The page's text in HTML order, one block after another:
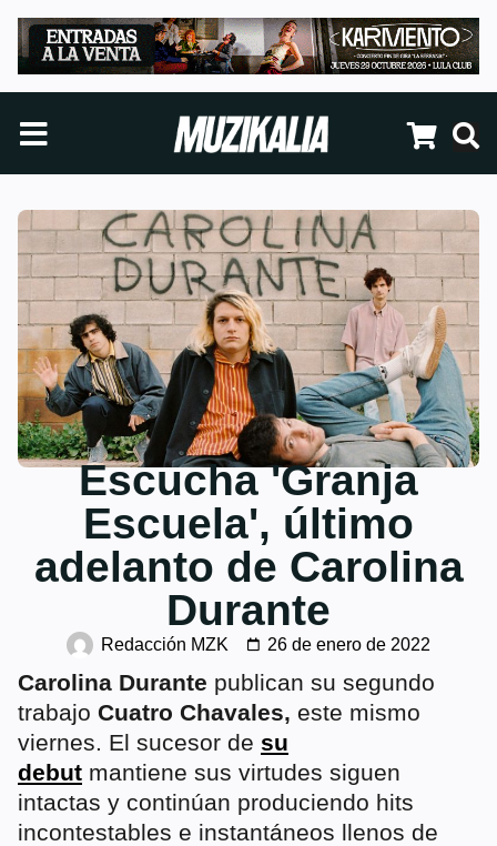
Escucha 'Granja
Escuela', último
adelanto de Carolina
Durante
Redacción MZK 26 de enero de 2022
Carolina Durante publican su segundo
trabajo Cuatro Chavales, este mismo
viernes. El sucesor de su
debut mantiene sus virtudes siguen
intactas y continúan produciendo hits
incontestables e instantáneos llenos de